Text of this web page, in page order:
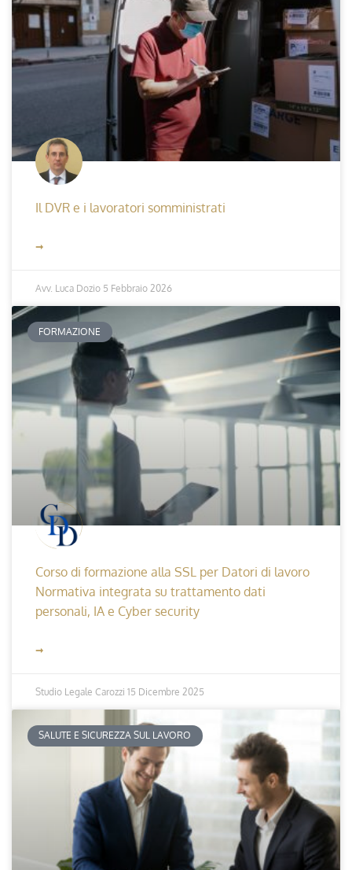
Il DVR e i lavoratori somministrati
➞
Avv. Luca Dozio 5 Febbraio 2026
FORMAZIONE
Corso di formazione alla SSL per Datori di lavoro
Normativa integrata su trattamento dati
personali, IA e Cyber security
➞
Studio Legale Carozzi 15 Dicembre 2025
SALUTE E SICUREZZA SUL LAVORO